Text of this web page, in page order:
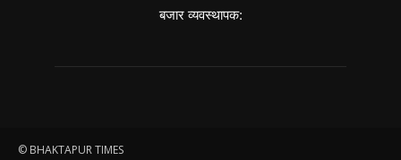
बजार व्यवस्थापक:
© BHAKTAPUR TIMES